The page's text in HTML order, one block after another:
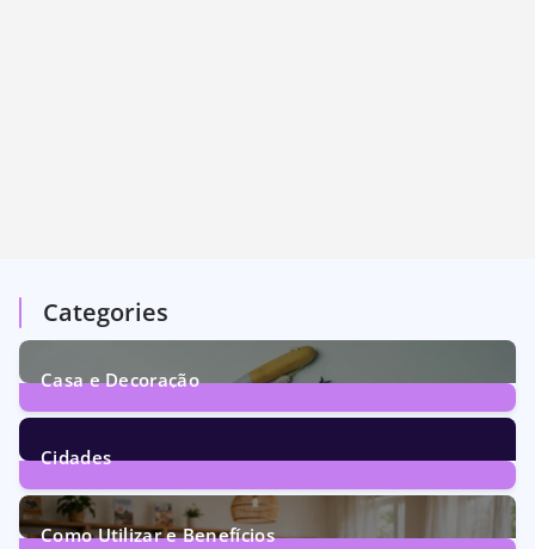
Categories
Casa e Decoração
1Post
Cidades
70Posts
Como Utilizar e Benefícios